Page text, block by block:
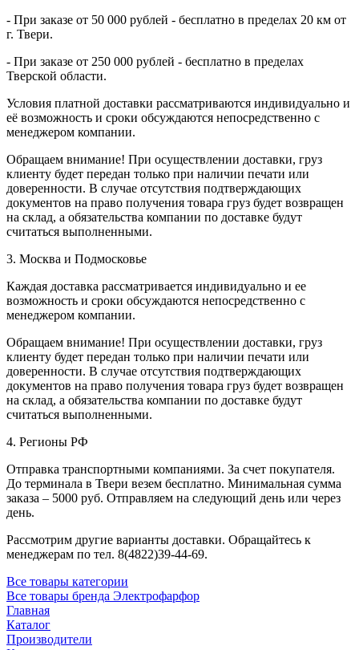
- При заказе от 50 000 рублей - бесплатно в пределах 20 км от
г. Твери.
- При заказе от 250 000 рублей - бесплатно в пределах
Тверской области.
Условия платной доставки рассматриваются индивидуально и
её возможность и сроки обсуждаются непосредственно с
менеджером компании.
Обращаем внимание! При осуществлении доставки, груз
клиенту будет передан только при наличии печати или
доверенности. В случае отсутствия подтверждающих
документов на право получения товара груз будет возвращен
на склад, а обязательства компании по доставке будут
считаться выполненными.
3. Москва и Подмосковье
Каждая доставка рассматривается индивидуально и ее
возможность и сроки обсуждаются непосредственно с
менеджером компании.
Обращаем внимание! При осуществлении доставки, груз
клиенту будет передан только при наличии печати или
доверенности. В случае отсутствия подтверждающих
документов на право получения товара груз будет возвращен
на склад, а обязательства компании по доставке будут
считаться выполненными.
4. Регионы РФ
Отправка транспортными компаниями. За счет покупателя.
До терминала в Твери везем бесплатно. Минимальная сумма
заказа – 5000 руб. Отправляем на следующий день или через
день.
Рассмотрим другие варианты доставки. Обращайтесь к
менеджерам по тел. 8(4822)39-44-69.
Все товары категории
Все товары бренда Электрофарфор
Главная
Каталог
Производители